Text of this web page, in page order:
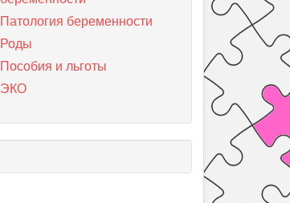
Патология беременности
Роды
Пособия и льготы
ЭКО